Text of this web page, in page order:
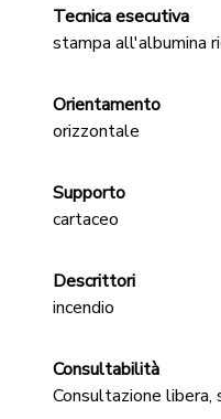
Tecnica esecutiva
stampa all'albumina
Orientamento
orizzontale
Supporto
cartaceo
Descrittori
incendio
Consultabilità
Consultazione